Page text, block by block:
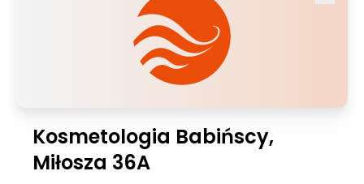
Kosmetologia Babińscy,
Miłosza 36A